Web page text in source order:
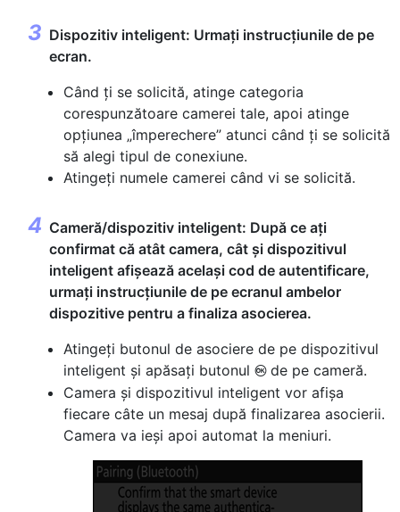
Dispozitiv inteligent: Urmați instrucțiunile de pe
ecran.
Când ți se solicită, atinge categoria
corespunzătoare camerei tale, apoi atinge
opțiunea „împerechere” atunci când ți se solicită
să alegi tipul de conexiune.
Atingeți numele camerei când vi se solicită.
Cameră/dispozitiv inteligent: După ce ați
confirmat că atât camera, cât și dispozitivul
inteligent afișează același cod de autentificare,
urmați instrucțiunile de pe ecranul ambelor
dispozitive pentru a finaliza asocierea.
Atingeți butonul de asociere de pe dispozitivul
inteligent și apăsați butonul J de pe cameră.
Camera și dispozitivul inteligent vor afișa
fiecare câte un mesaj după finalizarea asocierii.
Camera va ieși apoi automat la meniuri.